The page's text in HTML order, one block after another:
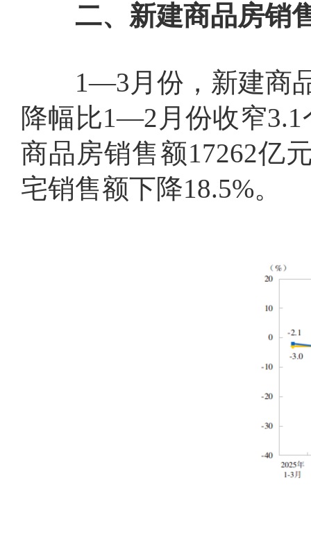
二、新建商品房销
1—3 月份，新建商
降幅比1—2 月份收窄3.1
商品房销售额17262亿
宅销售额下降18.5%。